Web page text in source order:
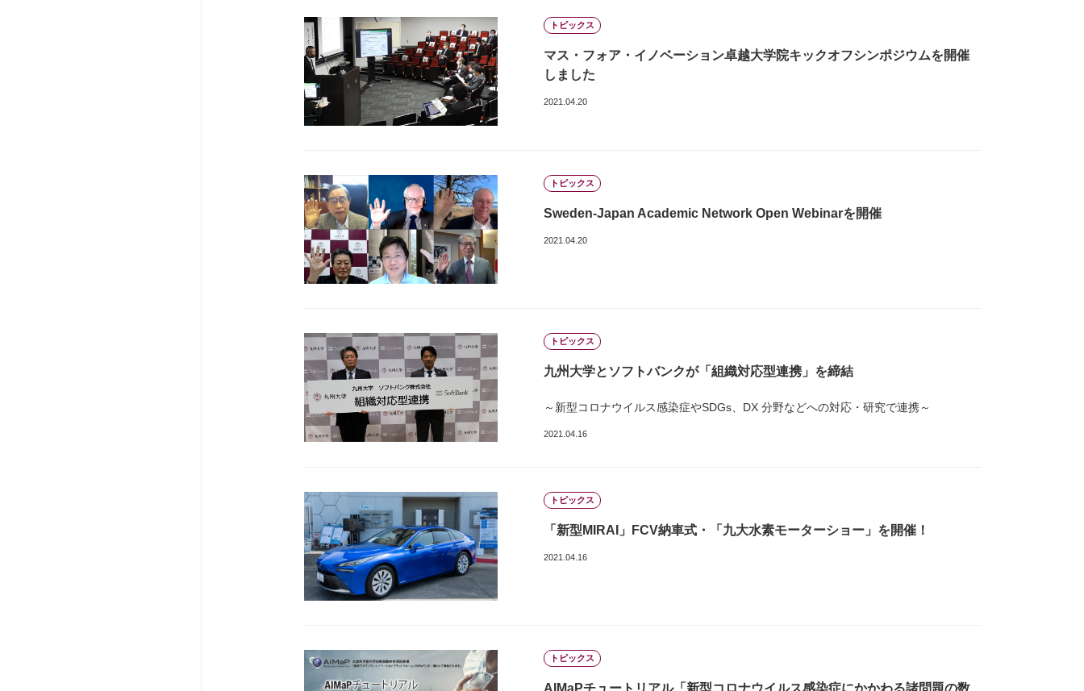
トピックス
マス・フォア・イノベーション卓越大学院キックオフシンポジウムを開催
しました
2021.04.20
トピックス
Sweden-Japan Academic Network Open Webinarを開催
2021.04.20
トピックス
九州大学とソフトバンクが「組織対応型連携」を締結
～新型コロナウイルス感染症やSDGs、DX 分野などへの対応・研究で連携～
2021.04.16
トピックス
「新型MIRAI」FCV納車式・「九大水素モーターショー」を開催！
2021.04.16
トピックス
AIMaPチュートリアル「新型コロナウイルス感染症にかかわる諸問題の数